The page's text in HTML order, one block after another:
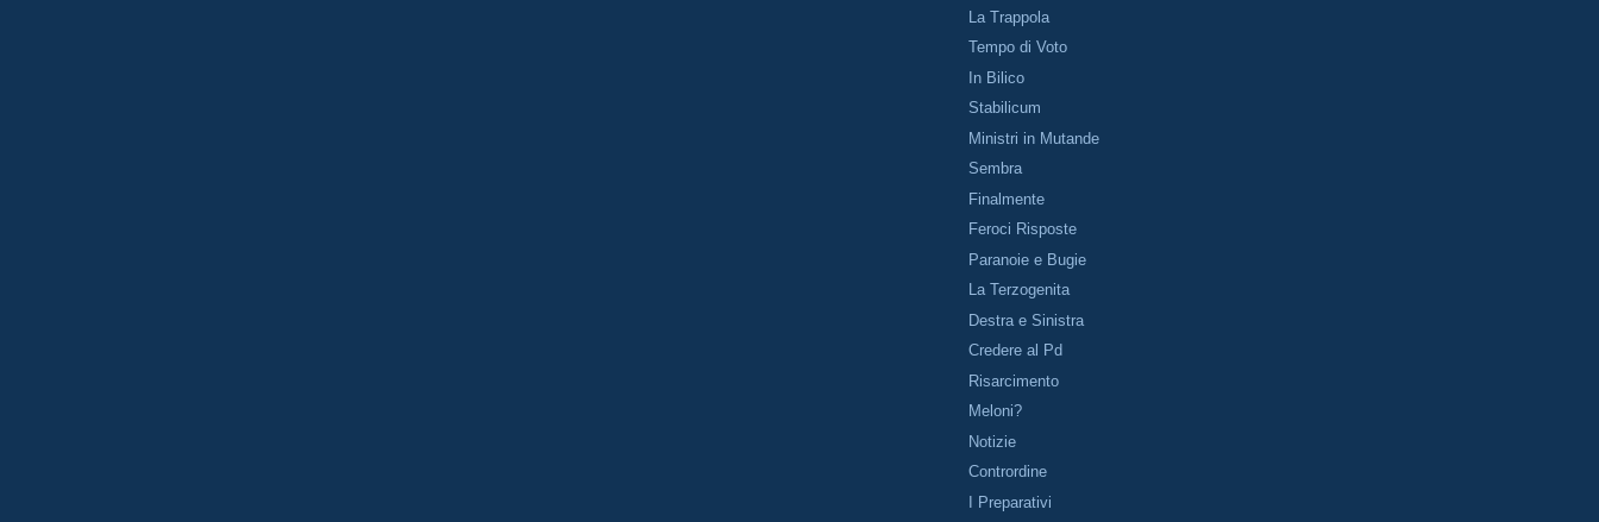
La Trappola
Tempo di Voto
In Bilico
Stabilicum
Ministri in Mutande
Sembra
Finalmente
Feroci Risposte
Paranoie e Bugie
La Terzogenita
Destra e Sinistra
Credere al Pd
Risarcimento
Meloni?
Notizie
Contrordine
I Preparativi